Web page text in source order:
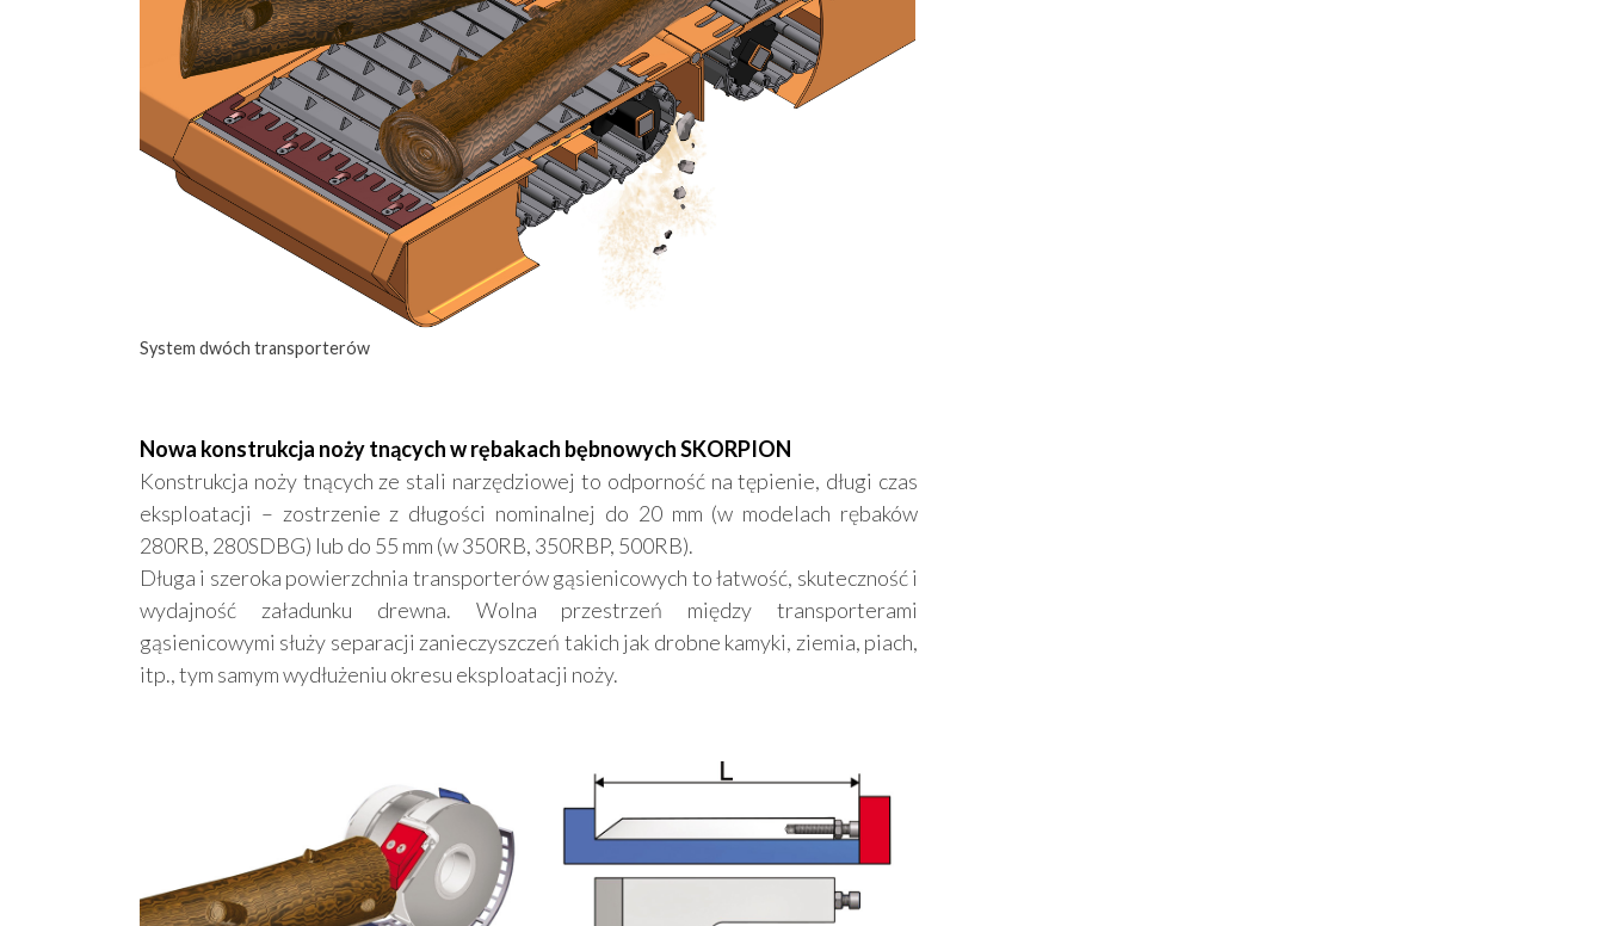
System dwóch transporterów
Nowa konstrukcja noży tnących w rębakach bębnowych SKORPION
Konstrukcja noży tnących ze stali narzędziowej to odporność na tępienie, długi czas
eksploatacji – zostrzenie z długości nominalnej do 20 mm (w modelach rębaków
280RB, 280SDBG) lub do 55 mm (w 350RB, 350RBP, 500RB).
Długa i szeroka powierzchnia transporterów gąsienicowych to łatwość, skuteczność i
wydajność załadunku drewna. Wolna przestrzeń między transporterami
gąsienicowymi służy separacji zanieczyszczeń takich jak drobne kamyki, ziemia, piach,
itp., tym samym wydłużeniu okresu eksploatacji noży.